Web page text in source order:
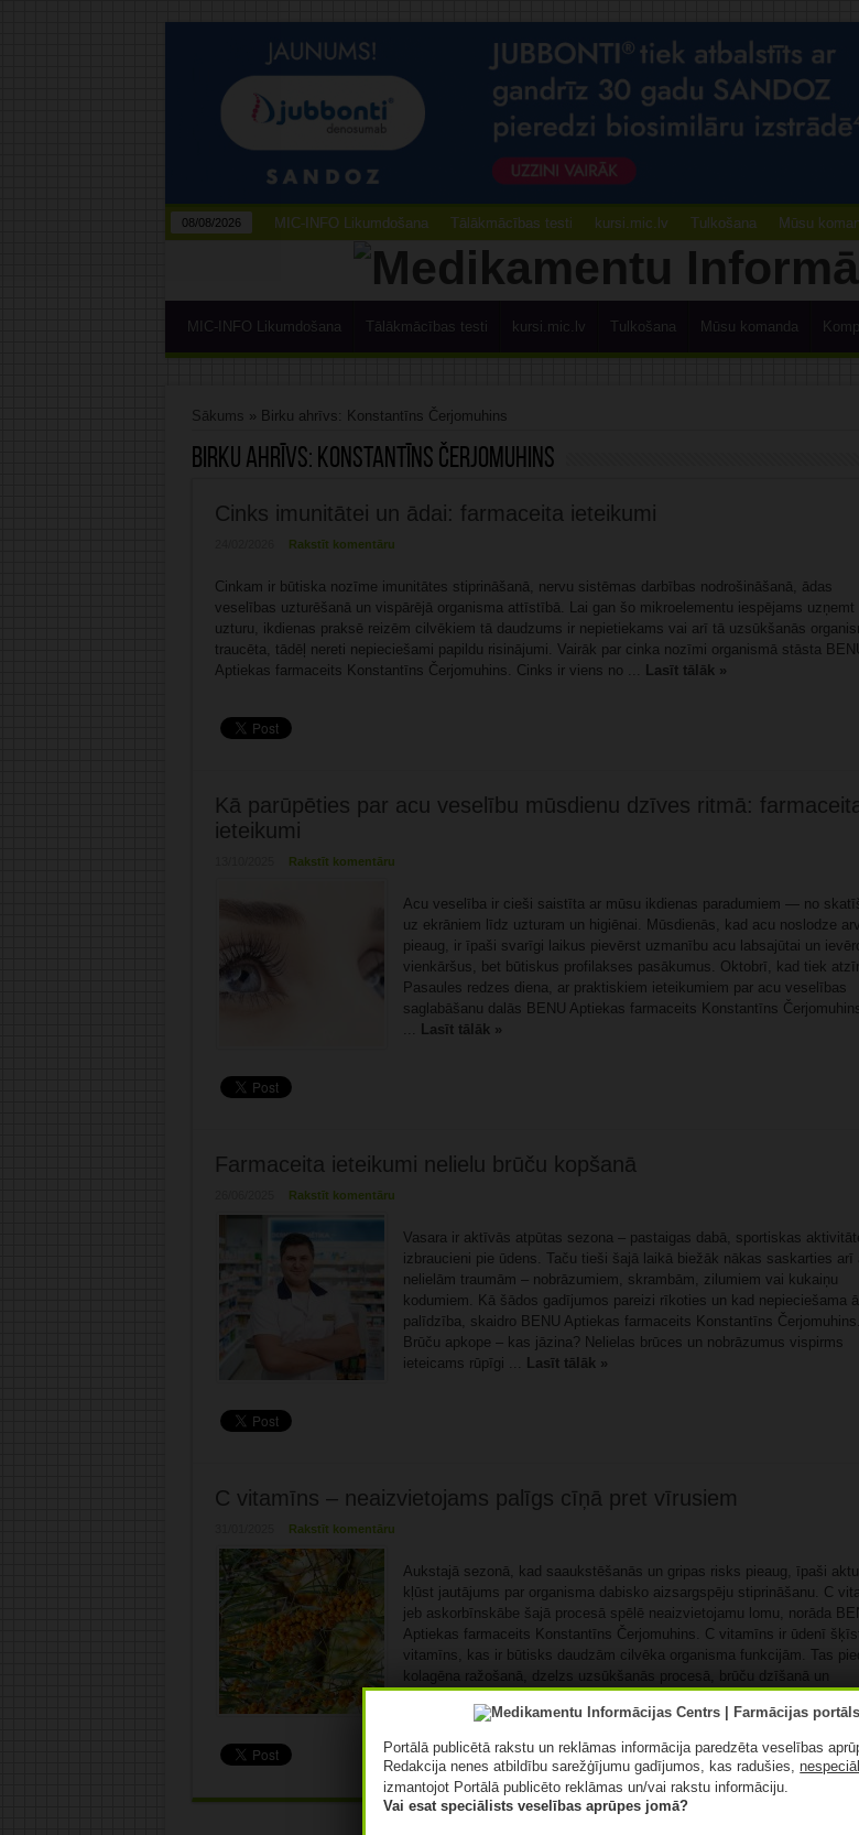
08/08/2026 MIC-INFO Likumdošana Tālākmācības testi kursi.mic.lv Tulkošana Mūsu
MIC-INFO Likumdošana Tālākmācības testi kursi.mic.lv Tulkošana Mūsu komanda
Sākums » Birku ahrīvs: Konstantīns Čerjomuhins
Birku ahrīvs: Konstantīns Čerjomuhins
Cinks imunitātei un ādai: farmaceita ieteikumi
Rakstīt komentāru
Cinkam ir būtiska nozīme imunitātes stiprināšanā, nervu sistēmas darbības nodrošināšanā, ādas
veselības uzturēšanā un vispārējā organisma attīstībā. Lai gan šo mikroelementu iespējams uzņemt
uzturu, ikdienas praksē reizēm cilvēkiem tā daudzums ir nepietiekams vai arī tā uzsūkšanās
traucēta, tādēļ nereti nepieciešami papildu risinājumi. Vairāk par cinka nozīmi organismā stāsta
Aptiekas farmaceits Konstantīns Čerjomuhins. Cinks ir viens no ... Lasīt tālāk »
Kā parūpēties par acu veselību mūsdienu dzīves ritmā:
ieteikumi
Rakstīt komentāru
Acu veselība ir cieši saistīta ar mūsu ikdienas paradumiem — no
uz ekrāniem līdz uzturam un higiēnai. Mūsdienās, kad acu noslodze
pieaug, ir īpaši svarīgi laikus pievērst uzmanību acu labsajūtai un
vienkāršus, bet būtiskus profilakses pasākumus. Oktobrī, kad tiek
Pasaules redzes diena, ar praktiskiem ieteikumiem par acu veselības
saglabāšanu dalās BENU Aptiekas farmaceits Konstantīns
... Lasīt tālāk »
Farmaceita ieteikumi nelielu brūču kopšanā
Rakstīt komentāru
Vasara ir aktīvās atpūtas sezona – pastaigas dabā, sportiskas
izbraucieni pie ūdens. Taču tieši šajā laikā biežāk nākas saskarties arī
nelielām traumām – nobrāzumiem, skrambām, zilumiem vai kukaiņu
kodumiem. Kā šādos gadījumos pareizi rīkoties un kad nepieciešama
palīdzība, skaidro BENU Aptiekas farmaceits Konstantīns Čerjomuhins.
Brūču apkope – kas jāzina? Nelielas brūces un nobrāzumus vispirms
ieteicams rūpīgi ... Lasīt tālāk »
C vitamīns – neaizvietojams palīgs cīņā pret vīrusiem
Rakstīt komentāru
Aukstajā sezonā, kad saaukstēšanās un gripas risks pieaug, īpaši
kļūst jautājums par organisma dabisko aizsargspēju stiprināšanu. C
jeb askorbīnskābe šajā procesā spēlē neaizvietojamu lomu, norāda
Aptiekas farmaceits Konstantīns Čerjomuhins. C vitamīns ir ūdenī
vitamīns, kas ir būtisks daudzām cilvēka organisma funkcijām. Tas
kolagēna ražošanā, dzelzs uzsūkšanās procesā, brūču dzīšanā un
Portālā publicētā rakstu un reklāmas informācija paredzēta veselības
Redakcija nenes atbildību sarežģījumu gadījumos, kas radušies,
izmantojot Portālā publicēto reklāmas un/vai rakstu informāciju.
Vai esat speciālists veselības aprūpes jomā?